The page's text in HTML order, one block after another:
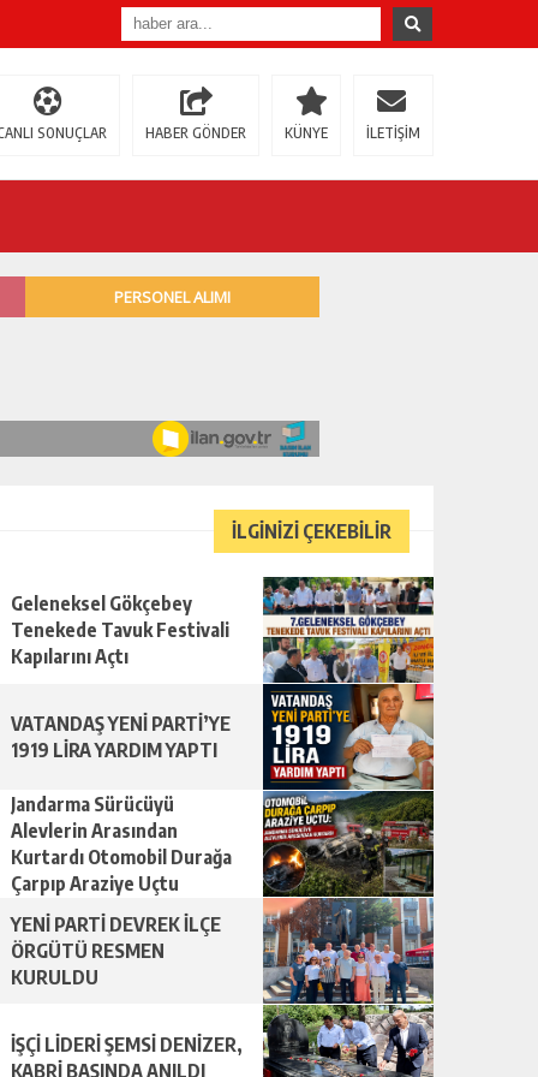
SONUÇLAR HABER GÖNDER KÜNYE İLETİŞİM
İLGİNİZİ ÇEKEBİLİR
Geleneksel Gökçebey
Tenekede Tavuk Festivali
Kapılarını Açtı
VATANDAŞ YENİ PARTİ’YE
1919 LİRA YARDIM YAPTI
Jandarma Sürücüyü
Alevlerin Arasından
Kurtardı Otomobil Durağa
Çarpıp Araziye Uçtu
YENİ PARTİ DEVREK İLÇE
ÖRGÜTÜ RESMEN
KURULDU
İŞÇİ LİDERİ ŞEMSİ DENİZER,
KABRİ BAŞINDA ANILDI